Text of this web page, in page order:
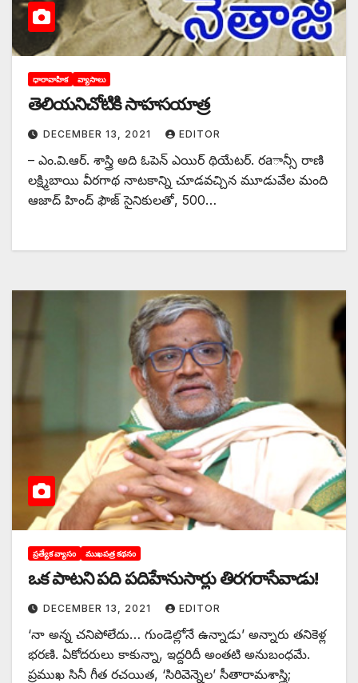
ధారావాహిక వ్యాసాలు
తెలియనిచోటికి సాహసయాత్ర
DECEMBER 13, 2021 EDITOR
– ఎం.వి.ఆర్‌. శాస్త్రి అది ఓపెన్‌ ఎయిర్‌ థియేటర్‌. రaాన్సీ రాణి
లక్ష్మిబాయి వీరగాథ నాటకాన్ని చూడవచ్చిన మూడువేల మంది
ఆజాద్‌ హింద్‌ ఫౌజ్‌ సైనికులతో, 500…
ప్రత్యేక వ్యాసం ముఖపత్ర కథనం
ఒక పాటని పది పదిహేనుసార్లు తిరగరాసేవాడు!
DECEMBER 13, 2021 EDITOR
‘నా అన్న చనిపోలేదు… గుండెల్లోనే ఉన్నాడు’ అన్నారు తనికెళ్ల
భరణి. ఏకోదరులు కాకున్నా, ఇద్దరిదీ అంతటి అనుబంధమే.
ప్రముఖ సినీ గీత రచయిత, ‘సిరివెన్నెల’ సీతారామశాస్త్రి;